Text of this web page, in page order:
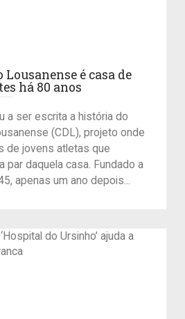
é casa de
há 80 anos
a ser escrita a história do
(CDL), projeto onde
de jovens atletas que
par daquela casa. Fundado a
apenas um ano depois...